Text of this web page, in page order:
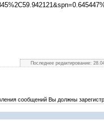
Последнее редактирование:
сообщений Вы должны